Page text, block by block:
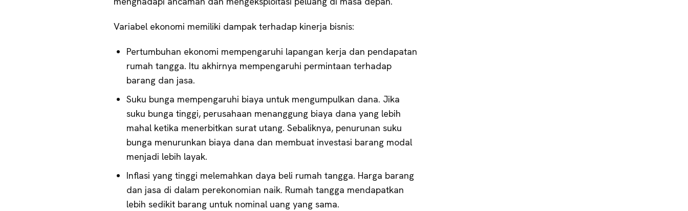
Variabel ekonomi memiliki dampak terhadap kinerja bisnis:
Pertumbuhan ekonomi mempengaruhi lapangan kerja dan pendapatan
rumah tangga. Itu akhirnya mempengaruhi permintaan terhadap
barang dan jasa.
Suku bunga mempengaruhi biaya untuk mengumpulkan dana. Jika
suku bunga tinggi, perusahaan menanggung biaya dana yang lebih
mahal ketika menerbitkan surat utang. Sebaliknya, penurunan suku
bunga menurunkan biaya dana dan membuat investasi barang modal
menjadi lebih layak.
Inflasi yang tinggi melemahkan daya beli rumah tangga. Harga barang
dan jasa di dalam perekonomian naik. Rumah tangga mendapatkan
lebih sedikit barang untuk nominal uang yang sama.